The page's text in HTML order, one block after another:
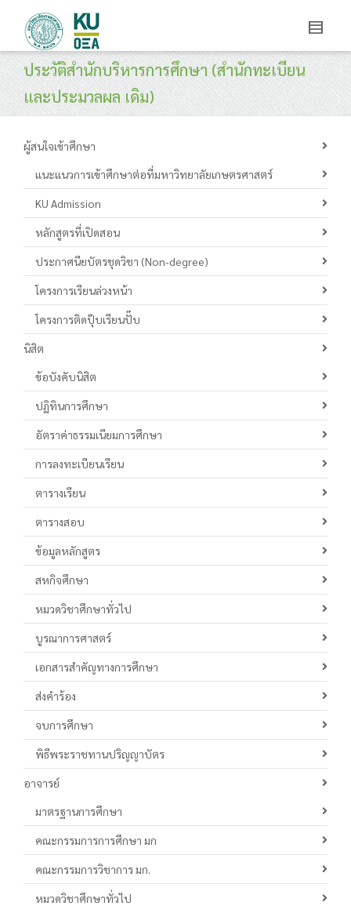
ประวัติสำนักบริหารการศึกษา (สำนักทะเบียน
และประมวลผล เดิม)
ผู้สนใจเข้าศึกษา
แนะแนวการเข้าศึกษาต่อที่มหาวิทยาลัยเกษตรศาสตร์
KU Admission
หลักสูตรที่เปิดสอน
ประกาศนียบัตรชุดวิชา (Non-degree)
โครงการเรียนล่วงหน้า
โครงการติดปุ๊บเรียนปั๊บ
นิสิต
ข้อบังคับนิสิต
ปฏิทินการศึกษา
อัตราค่าธรรมเนียมการศึกษา
การลงทะเบียนเรียน
ตารางเรียน
ตารางสอบ
ข้อมูลหลักสูตร
สหกิจศึกษา
หมวดวิชาศึกษาทั่วไป
บูรณาการศาสตร์
เอกสารสำคัญทางการศึกษา
ส่งคำร้อง
จบการศึกษา
พิธีพระราชทานปริญญาบัตร
อาจารย์
มาตรฐานการศึกษา
คณะกรรมการการศึกษา มก
คณะกรรมการวิชาการ มก.
หมวดวิชาศึกษาทั่วไป